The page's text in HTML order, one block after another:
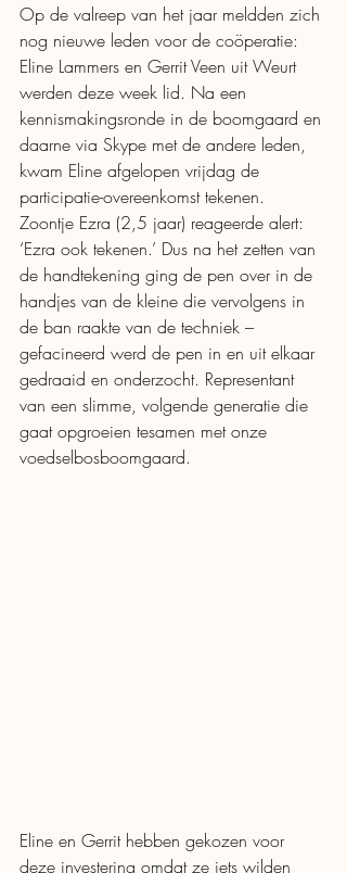
Op de valreep van het jaar meldden zich
nog nieuwe leden voor de coöperatie:
Eline Lammers en Gerrit Veen uit Weurt
werden deze week lid. Na een
kennismakingsronde in de boomgaard en
daarne via Skype met de andere leden,
kwam Eline afgelopen vrijdag de
participatie-overeenkomst tekenen.
Zoontje Ezra (2,5 jaar) reageerde alert:
‘Ezra ook tekenen.’ Dus na het zetten van
de handtekening ging de pen over in de
handjes van de kleine die vervolgens in
de ban raakte van de techniek –
gefacineerd werd de pen in en uit elkaar
gedraaid en onderzocht. Representant
van een slimme, volgende generatie die
gaat opgroeien tesamen met onze
voedselbosboomgaard.
Eline en Gerrit hebben gekozen voor
deze investering omdat ze iets wilden